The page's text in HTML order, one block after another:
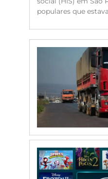
populares que